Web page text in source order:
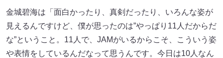
金城碧海は「面白かったり、真剣だったり、いろんな姿が
見えるんですけど、僕が思ったのは”やっぱり11人だからだ
な”ということ。11人で、JAMがいるからこそ、こういう姿
や表情をしているんだなって思うんです。今日は10人なん